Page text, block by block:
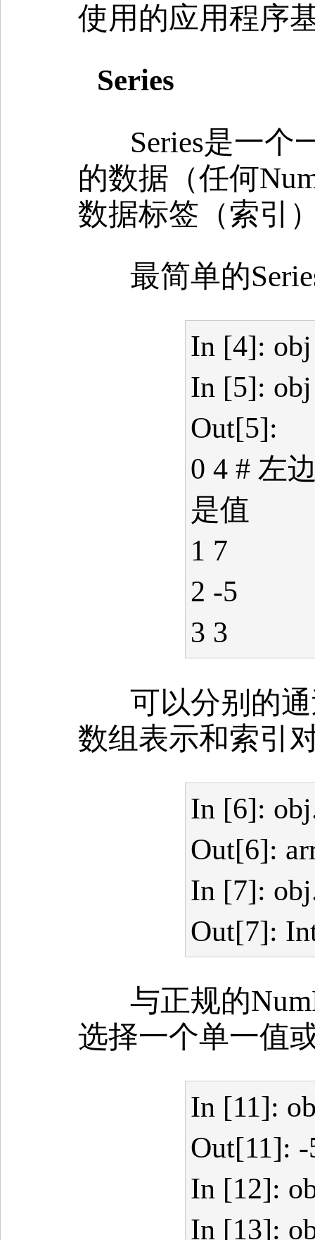
使用的应用程序
Series
Series是一
的数据（任何
数据标签（索引
最简单的
In [4]:
In [5]: obj
Out[5]:
0 4 # 左
是值
1 7
2 -5
3 3
可以分别的通
数组表示和索引
In [6]:
Out[6]:
In [7]:
Out[7]:
与正规的
选择一个单一值
In [11]:
Out[11]: -
In [12]:
In [13]: